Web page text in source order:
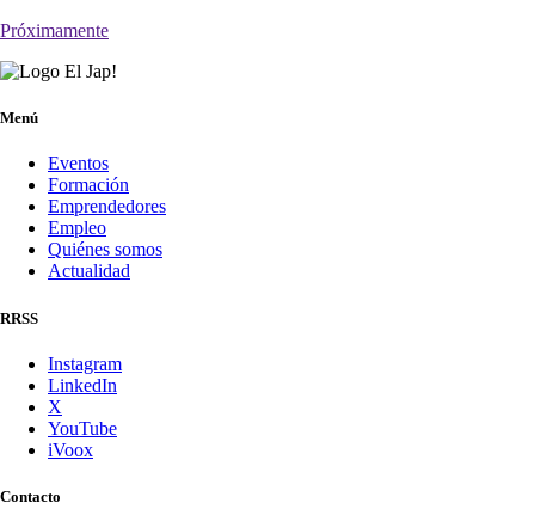
Próximamente
Menú
Eventos
Formación
Emprendedores
Empleo
Quiénes somos
Actualidad
RRSS
Instagram
LinkedIn
X
YouTube
iVoox
Contacto